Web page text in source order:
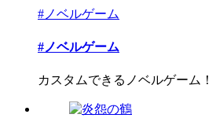
#ノベルゲーム
#ノベルゲーム
カスタムできるノベルゲーム！